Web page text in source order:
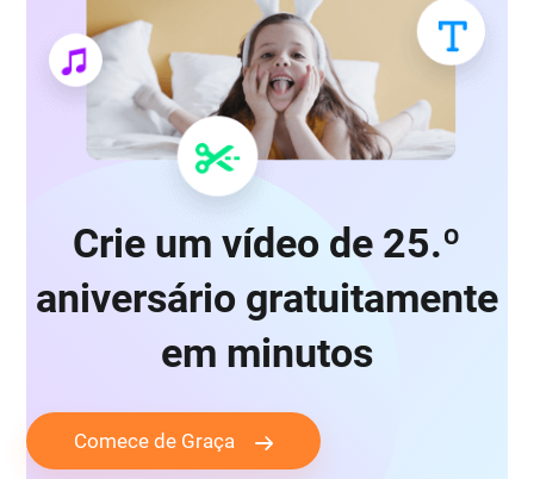
Crie um vídeo de 25.º
aniversário gratuitamente
em minutos
Comece de Graça